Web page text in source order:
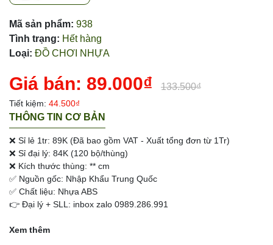
Mã sản phẩm: 938
Tình trạng: Hết hàng
Loại: ĐỒ CHƠI NHỰA
Giá bán: 89.000₫ 133.500₫
Tiết kiệm: 44.500₫
THÔNG TIN CƠ BẢN
❌ Sỉ lẻ 1tr: 89K (Đã bao gồm VAT - Xuất tổng đơn từ 1Tr)
❌ Sỉ đại lý: 84K (120 bộ/thùng)
❌ Kích thước thùng: ** cm
✅ Nguồn gốc: Nhập Khẩu Trung Quốc
✅ Chất liệu: Nhựa ABS
👉 Đại lý + SLL: inbox zalo 0989.286.991
Xem thêm